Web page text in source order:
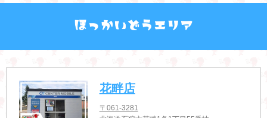
花畔店
〒061-3281